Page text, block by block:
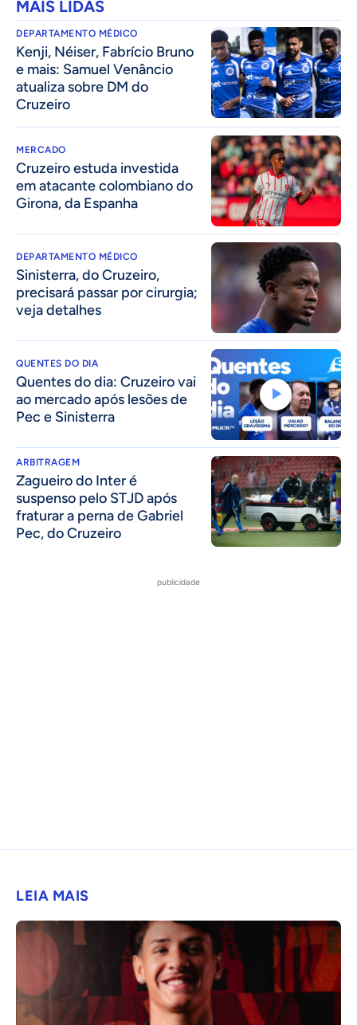
MAIS LIDAS
DEPARTAMENTO MÉDICO
Kenji, Néiser, Fabrício Bruno
e mais: Samuel Venâncio
atualiza sobre DM do
Cruzeiro
MERCADO
Cruzeiro estuda investida
em atacante colombiano do
Girona, da Espanha
DEPARTAMENTO MÉDICO
Sinisterra, do Cruzeiro,
precisará passar por cirurgia;
veja detalhes
QUENTES DO DIA
Quentes do dia: Cruzeiro vai
ao mercado após lesões de
Pec e Sinisterra
ARBITRAGEM
Zagueiro do Inter é
suspenso pelo STJD após
fraturar a perna de Gabriel
Pec, do Cruzeiro
publicidade
LEIA MAIS